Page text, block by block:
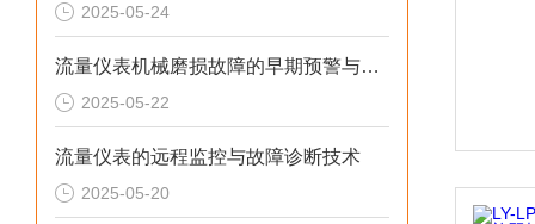
2025-05-24
流量仪表机械磨损故障的早期预警与预防维护
2025-05-22
流量仪表的远程监控与故障诊断技术
2025-05-20